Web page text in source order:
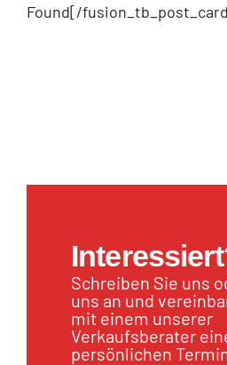
Found[/
Schreiben Sie uns
uns an und
mit einem unserer
Verkaufsberater
persönlichen